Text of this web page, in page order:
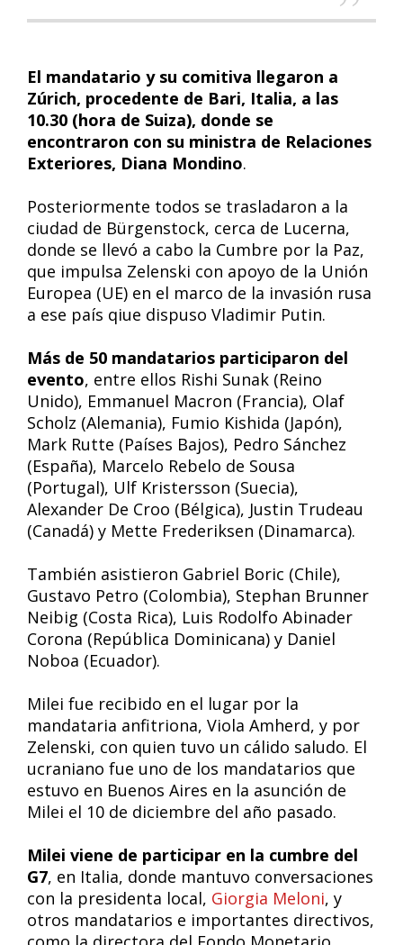
El mandatario y su comitiva llegaron a
Zúrich, procedente de Bari, Italia, a las
10.30 (hora de Suiza), donde se
encontraron con su ministra de Relaciones
Exteriores, Diana Mondino.
Posteriormente todos se trasladaron a la
ciudad de Bürgenstock, cerca de Lucerna,
donde se llevó a cabo la Cumbre por la Paz,
que impulsa Zelenski con apoyo de la Unión
Europea (UE) en el marco de la invasión rusa
a ese país qiue dispuso Vladimir Putin.
Más de 50 mandatarios participaron del
evento, entre ellos Rishi Sunak (Reino
Unido), Emmanuel Macron (Francia), Olaf
Scholz (Alemania), Fumio Kishida (Japón),
Mark Rutte (Países Bajos), Pedro Sánchez
(España), Marcelo Rebelo de Sousa
(Portugal), Ulf Kristersson (Suecia),
Alexander De Croo (Bélgica), Justin Trudeau
(Canadá) y Mette Frederiksen (Dinamarca).
También asistieron Gabriel Boric (Chile),
Gustavo Petro (Colombia), Stephan Brunner
Neibig (Costa Rica), Luis Rodolfo Abinader
Corona (República Dominicana) y Daniel
Noboa (Ecuador).
Milei fue recibido en el lugar por la
mandataria anfitriona, Viola Amherd, y por
Zelenski, con quien tuvo un cálido saludo. El
ucraniano fue uno de los mandatarios que
estuvo en Buenos Aires en la asunción de
Milei el 10 de diciembre del año pasado.
Milei viene de participar en la cumbre del
G7, en Italia, donde mantuvo conversaciones
con la presidenta local, Giorgia Meloni, y
otros mandatarios e importantes directivos,